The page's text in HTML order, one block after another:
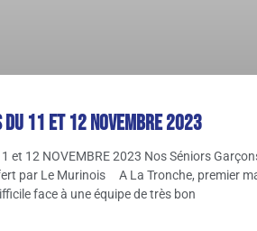
du 11 et 12 novembre 2023
et 12 NOVEMBRE 2023 Nos Séniors
par Le Murinois A La Tronche, premier
face à une équipe de très bon